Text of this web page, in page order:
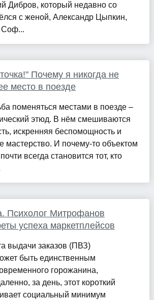
Дибров, который недавно со
с женой, Александр Цыпкин,
Соф...
Почему я никогда не
место в поезде
поменяться местами в поезде –
этюд. В нём смешиваются
искренняя беспомощность и
мастерство. И почему-то объектом
всегда становится тот, кто
Психолог Митрофанов
успеха маркетплейсов
выдачи заказов (ПВЗ)
быть единственным
горожанина,
за день, этот короткий
социальный минимум